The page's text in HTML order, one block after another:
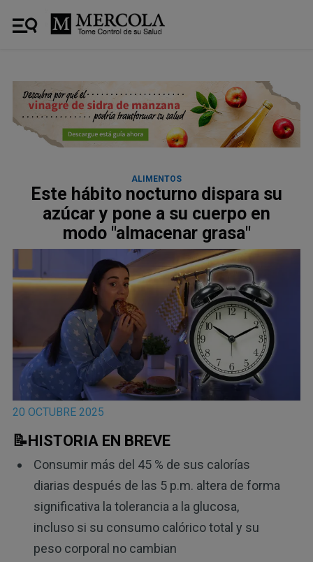
ALIMENTOS
Este hábito nocturno dispara su
azúcar y pone a su cuerpo en
modo "almacenar grasa"
20 OCTUBRE 2025
📝HISTORIA EN BREVE
Consumir más del 45 % de sus calorías
diarias después de las 5 p.m. altera de forma
significativa la tolerancia a la glucosa,
incluso si su consumo calórico total y su
peso corporal no cambian